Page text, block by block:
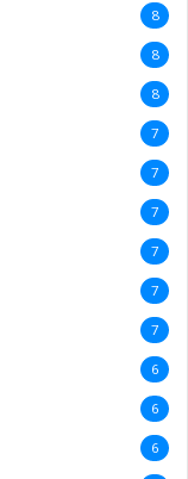
8
8
8
7
7
7
7
7
7
6
6
6